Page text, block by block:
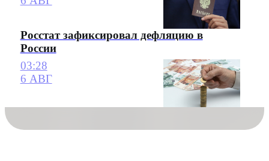
Росстат зафиксировал дефляцию в
России
03:28
6 АВГ